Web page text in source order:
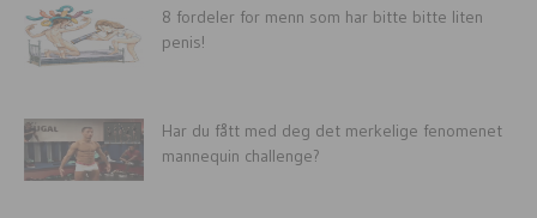
8 fordeler for menn som har bitte bitte liten
penis!
Har du fått med deg det merkelige fenomenet
mannequin challenge?